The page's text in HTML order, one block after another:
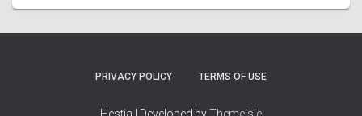
PRIVACY POLICY TERMS OF USE